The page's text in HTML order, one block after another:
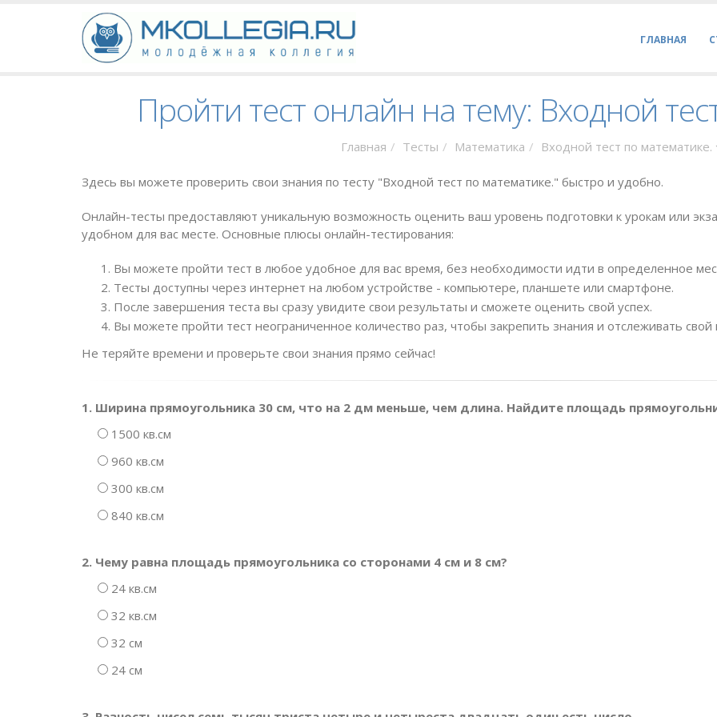
ГЛАВНАЯ
Пройти тест онлайн на тему: Входной
Главная Тесты Математика Входной тест по математике.
Здесь вы можете проверить свои знания по тесту "Входной тест по математике." быстро и удобно.
Онлайн-тесты предоставляют уникальную возможность оценить ваш уровень подготовки к урокам или
удобном для вас месте. Основные плюсы онлайн-тестирования:
Вы можете пройти тест в любое удобное для вас время, без необходимости идти в определенное
Тесты доступны через интернет на любом устройстве - компьютере, планшете или смартфоне.
После завершения теста вы сразу увидите свои результаты и сможете оценить свой успех.
Вы можете пройти тест неограниченное количество раз, чтобы закрепить знания и отслеживать свой
Не теряйте времени и проверьте свои знания прямо сейчас!
1. Ширина прямоугольника 30 см, что на 2 дм меньше, чем длина. Найдите площадь
1500 кв.см
960 кв.см
300 кв.см
840 кв.см
2. Чему равна площадь прямоугольника со сторонами 4 см и 8 см?
24 кв.см
32 кв.см
32 см
24 см